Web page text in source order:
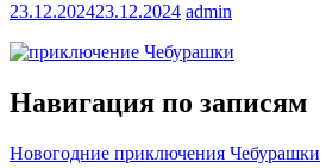
23.12.202423.12.2024 admin
Навигация по записям
Новогодние приключения Чебурашки